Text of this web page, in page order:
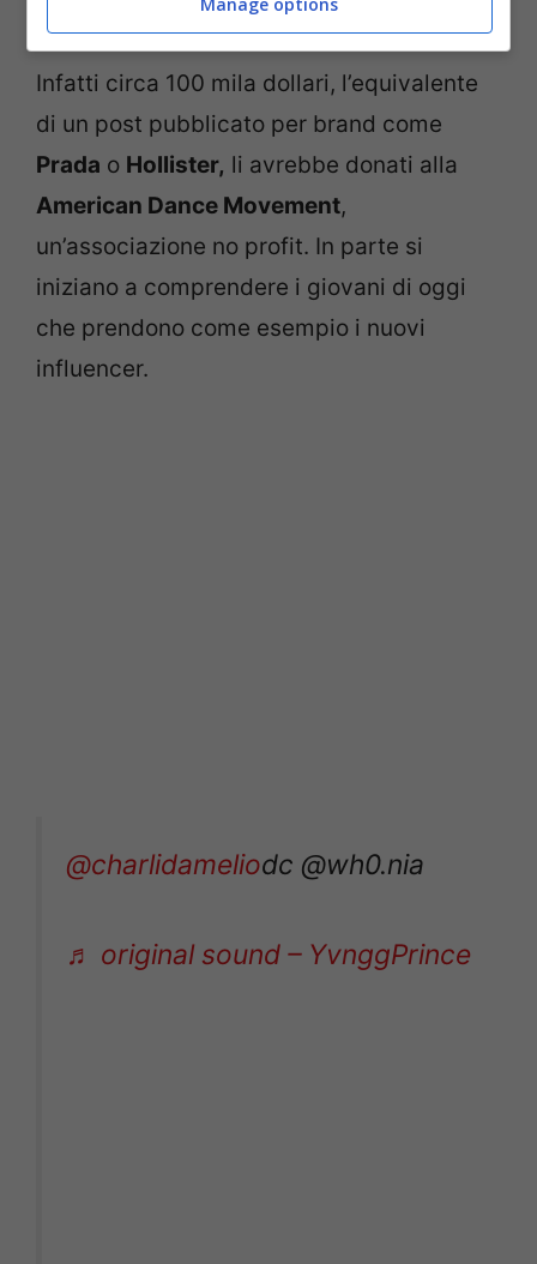
avrebbe scelto di donarli in beneficenza.
Infatti circa 100 mila dollari, l’equivalente
di un post pubblicato per brand come
Prada o Hollister, li avrebbe donati alla
American Dance Movement,
un’associazione no profit. In parte si
iniziano a comprendere i giovani di oggi
che prendono come esempio i nuovi
influencer.
@charlidameliodc @wh0.nia
♬ original sound – YvnggPrince